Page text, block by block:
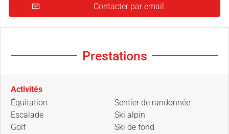
Contacter par email
Prestations
Activités
Équitation
Escalade
Golf
Sentier de randonnée
Ski alpin
Ski de fond